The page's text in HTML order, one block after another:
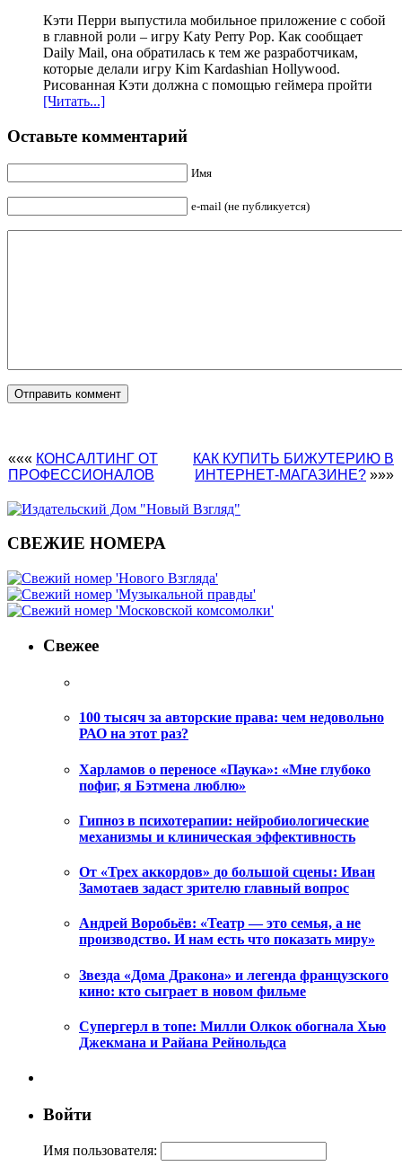
Кэти Перри выпустила мобильное приложение с собой
в главной роли – игру Katy Perry Pop. Как сообщает
Daily Mail, она обратилась к тем же разработчикам,
которые делали игру Kim Kardashian Hollywood.
Рисованная Кэти должна с помощью геймера пройти
[Читать...]
Оставьте комментарий
Имя
e-mail (не публикуется)
««« КОНСАЛТИНГ ОТ
ПРОФЕССИОНАЛОВ
КАК КУПИТЬ БИЖУТЕРИЮ В
ИНТЕРНЕТ-МАГАЗИНЕ? »»»
СВЕЖИЕ НОМЕРА
Свежее
100 тысяч за авторские права: чем недовольно
РАО на этот раз?
Харламов о переносе «Паука»: «Мне глубоко
пофиг, я Бэтмена люблю»
Гипноз в психотерапии: нейробиологические
механизмы и клиническая эффективность
От «Трех аккордов» до большой сцены: Иван
Замотаев задаст зрителю главный вопрос
Андрей Воробьёв: «Театр — это семья, а не
производство. И нам есть что показать миру»
Звезда «Дома Дракона» и легенда французского
кино: кто сыграет в новом фильме
Супергерл в топе: Милли Олкок обогнала Хью
Джекмана и Райана Рейнольдса
Войти
Имя пользователя: